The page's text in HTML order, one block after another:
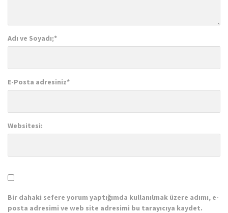
Adı ve Soyadı;*
E-Posta adresiniz*
Websitesi:
Bir dahaki sefere yorum yaptığımda kullanılmak üzere adımı, e-
posta adresimi ve web site adresimi bu tarayıcıya kaydet.